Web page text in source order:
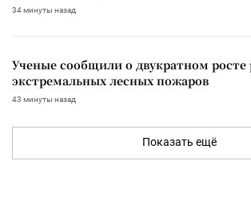
34 минуты назад
Ученые сообщили о двукратном росте
экстремальных лесных пожаров
43 минуты назад
Показать ещё